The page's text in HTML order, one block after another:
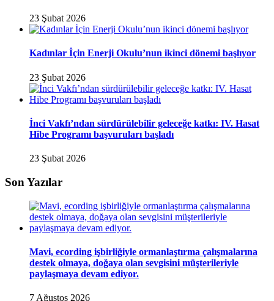
23 Şubat 2026
Kadınlar İçin Enerji Okulu’nun ikinci dönemi başlıyor
23 Şubat 2026
İnci Vakfı’ndan sürdürülebilir geleceğe katkı: IV. Hasat
Hibe Programı başvuruları başladı
23 Şubat 2026
Son Yazılar
Mavi, ecording işbirliğiyle ormanlaştırma çalışmalarına
destek olmaya, doğaya olan sevgisini müşterileriyle
paylaşmaya devam ediyor.
7 Ağustos 2026